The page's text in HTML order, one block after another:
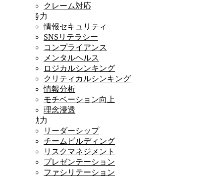
クレーム対応
思考力
情報セキュリティ
SNSリテラシー
コンプライアンス
メンタルヘルス
ロジカルシンキング
クリティカルシンキング
情報分析
モチベーション向上
理念浸透
行動力
リーダーシップ
チームビルディング
リスクマネジメント
プレゼンテーション
ファシリテーション